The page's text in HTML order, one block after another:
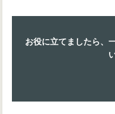
お役に立てましたら、